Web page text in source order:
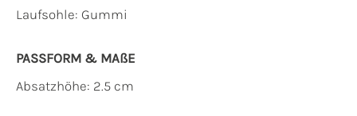
Laufsohle: Gummi
PASSFORM & MAẞE
Absatzhöhe: 2.5 cm